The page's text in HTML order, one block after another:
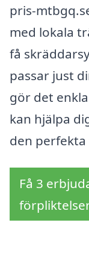
pris-
med lokala
få
passar just
gör det
kan hjälpa
den
Få 3